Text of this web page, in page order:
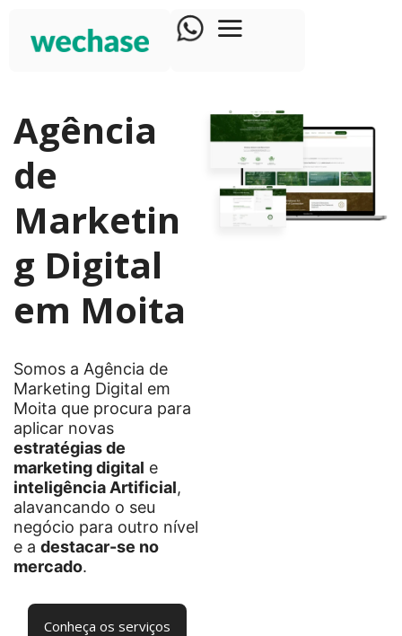
Agência
de
Marketin
g Digital
em Moita
Somos a Agência de
Marketing Digital em
Moita que procura para
aplicar novas
estratégias de
marketing digital e
inteligência Artificial,
alavancando o seu
negócio para outro nível
e a destacar-se no
mercado.
Conheça os serviços